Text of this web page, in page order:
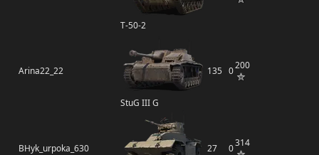
Т-50-2
Arina22_22
StuG III G
135 0200
BHyk_urpoka_630 27 0314